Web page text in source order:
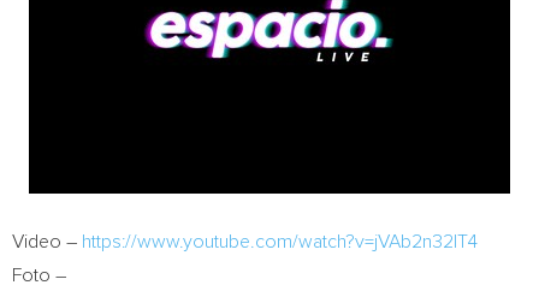
Video – https://www.youtube.com/watch?v=jVAb2n32lT4
Foto –